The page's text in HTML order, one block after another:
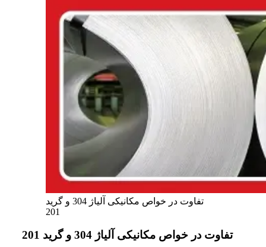
تفاوت در خواص مکانیکی آلیاژ 304 و گرید
تفاوت در خواص مکانیکی آلیاژ 304 و گرید 201